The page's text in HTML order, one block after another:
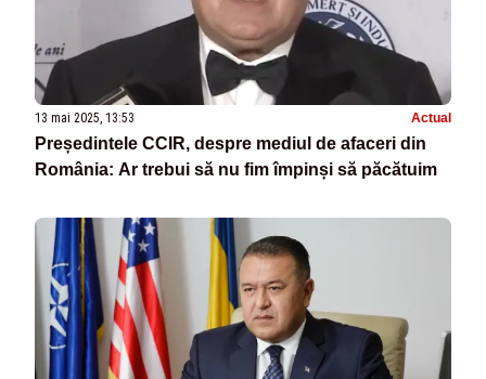
13 mai 2025, 13:53 Actual
Președintele CCIR, despre mediul de afaceri din
România: Ar trebui să nu fim împinși să păcătuim